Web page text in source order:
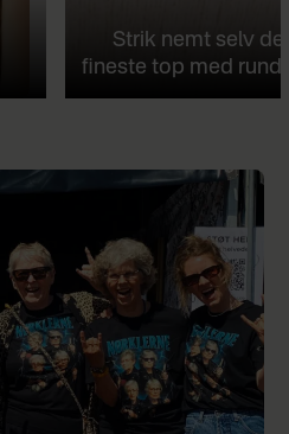
Strik nemt selv
fineste top med rund